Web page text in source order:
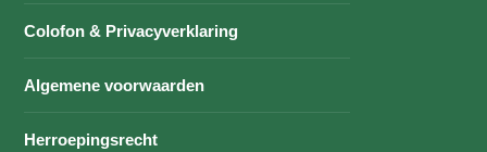
Colofon & Privacyverklaring
Algemene voorwaarden
Herroepingsrecht